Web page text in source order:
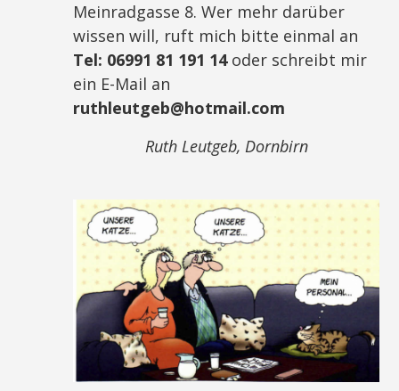
Meinradgasse 8. Wer mehr darüber
wissen will, ruft mich bitte einmal an
Tel: 06991 81 191 14oder schreibt mir
ein E-Mail an
ruthleutgeb@hotmail.com
Ruth Leutgeb, Dornbirn